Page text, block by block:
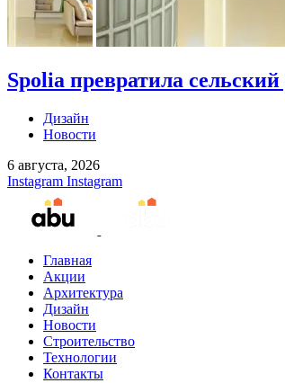
Spolia превратила
Дизайн
Новости
6 августа, 2026
Instagram Instagram
Главная
Акции
Архитектура
Дизайн
Новости
Строительство
Технологии
Контакты